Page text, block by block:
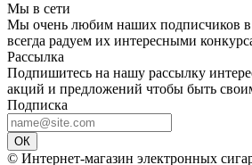
Мы в сети
Мы очень любим наших подписчиков в
всегда радуем их интересными
Рассылка
Подпишитесь на нашу рассылку
акций и предложений чтобы быть
Подписка
ОК
© Интернет-магазин электронных